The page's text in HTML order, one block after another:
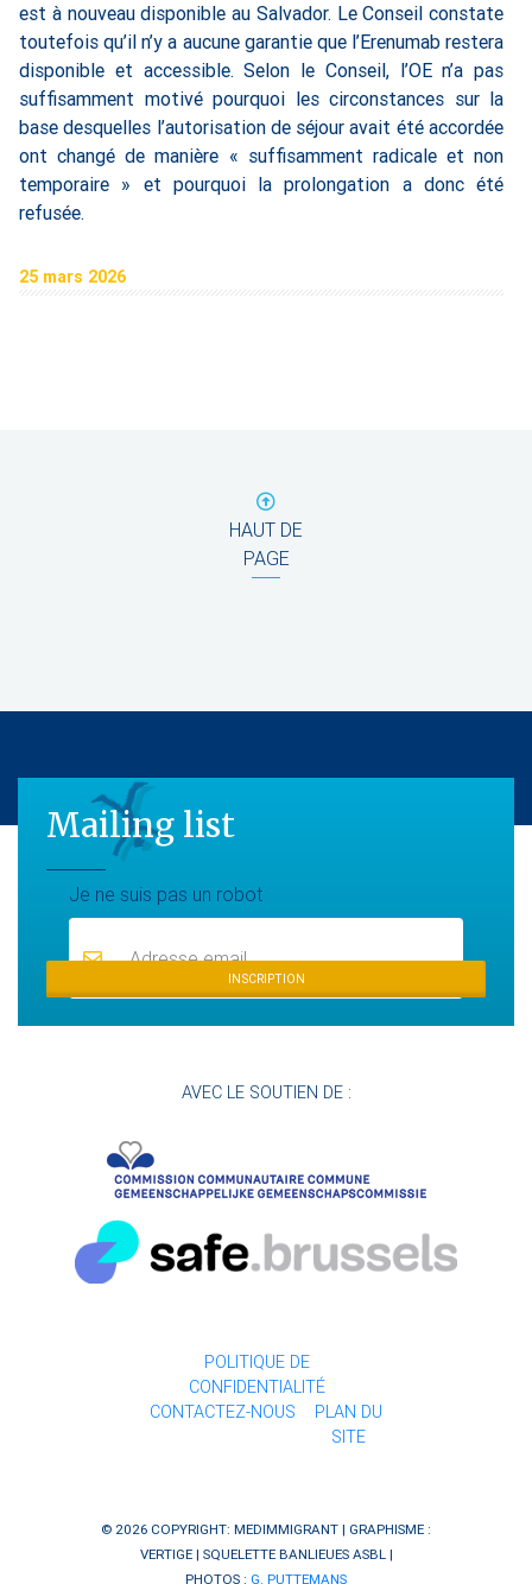
est à nouveau disponible au Salvador. Le Conseil constate
toutefois qu’il n’y a aucune garantie que l’Erenumab restera
disponible et accessible. Selon le Conseil, l’OE n’a pas
suffisamment motivé pourquoi les circonstances sur la
base desquelles l’autorisation de séjour avait été accordée
ont changé de manière « suffisamment radicale et non
temporaire » et pourquoi la prolongation a donc été
refusée.
25 mars 2026
HAUT DE
PAGE
Mailing list
Je ne suis pas un robotMailing list
INSCRIPTION
AVEC LE SOUTIEN DE :
POLITIQUE DE
CONFIDENTIALITÉ
CONTACTEZ-NOUS
PLAN DU
SITE
© 2026 COPYRIGHT: MEDIMMIGRANT | GRAPHISME :
VERTIGE| SQUELETTE BANLIEUES ASBL|
PHOTOS : G. PUTTEMANS